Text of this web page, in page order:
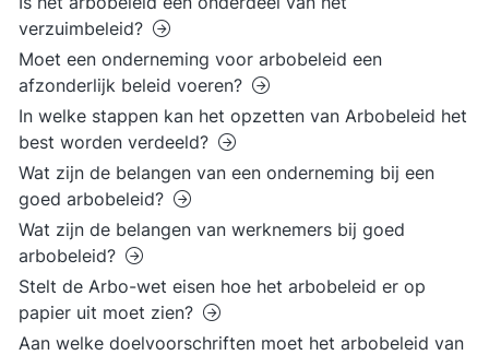
verzuimbeleid?
Moet een onderneming voor arbobeleid een
afzonderlijk beleid voeren?
In welke stappen kan het opzetten van Arbobeleid het
best worden verdeeld?
Wat zijn de belangen van een onderneming bij een
goed arbobeleid?
Wat zijn de belangen van werknemers bij goed
arbobeleid?
Stelt de Arbo-wet eisen hoe het arbobeleid er op
papier uit moet zien?
Aan welke doelvoorschriften moet het arbobeleid van